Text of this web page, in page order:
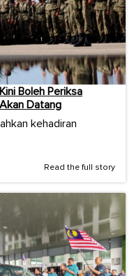
Boleh Periksa
Datang
kehadiran
Read the full story